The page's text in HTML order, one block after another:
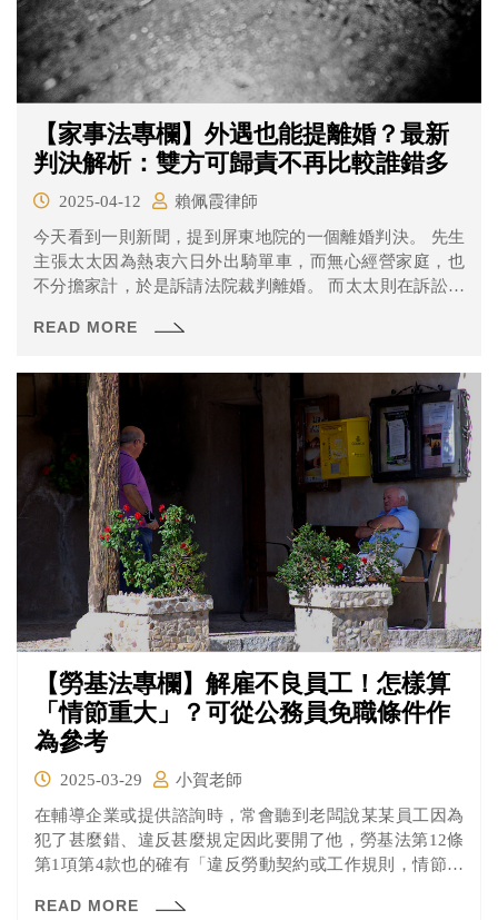
【家事法專欄】外遇也能提離婚？最新
判決解析：雙方可歸責不再比較誰錯多
2025-04-12
賴佩霞律師
今天看到一則新聞，提到屏東地院的一個離婚判決。 先生
主張太太因為熱衷六日外出騎單車，而無心經營家庭，也
不分擔家計，於是訴請法院裁判離婚。 而太太則在訴訟中
動僅有半日，或當日往返，不影響陪伴家人時間；且事實
READ MORE
【勞基法專欄】解雇不良員工！怎樣算
「情節重大」？可從公務員免職條件作
為參考
2025-03-29
小賀老師
在輔導企業或提供諮詢時，常會聽到老闆說某某員工因為
犯了甚麼錯、違反甚麼規定因此要開了他，勞基法第12條
第1項第4款也的確有「違反勞動契約或工作規則，情節重
「情節重大」的那把尺不盡相同，有沒有甚麼可參考的指
READ MORE